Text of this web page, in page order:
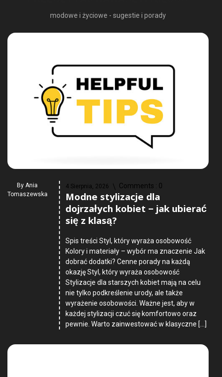
modowe i życiowe - sugestie i porady
By Ania
Tomaszewska
4 Sierpnia, 2026 Comments : 0
Modne stylizacje dla
dojrzałych kobiet – jak ubierać
się z klasą?
Spis treści Styl, który wyraża osobowość
Kolory i materiały – wybór ma znaczenie Jak
dobrać dodatki? Cenne porady na każdą
okazję Styl, który wyraża osobowość
Stylizacje dla starszych kobiet mają na celu
nie tylko podkreślenie urody, ale także
wyrażenie osobowości. Ważne jest, aby w
każdej stylizacji czuć się komfortowo oraz
pewnie. Warto zainwestować w klasyczne […]